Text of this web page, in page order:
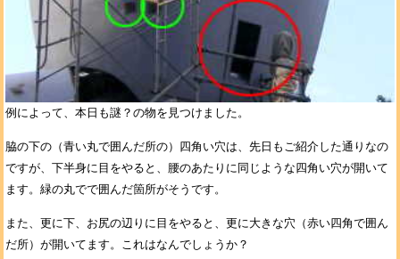
例によって、本日も謎？の物を見つけました。
脇の下の（青い丸で囲んだ所の）四角い穴は、先日もご紹介した通りなの
ですが、下半身に目をやると、腰のあたりに同じような四角い穴が開いて
ます。緑の丸でで囲んだ箇所がそうです。
また、更に下、お尻の辺りに目をやると、更に大きな穴（赤い四角で囲ん
だ所）が開いてます。これはなんでしょうか？